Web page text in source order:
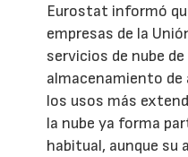
Eurostat informó
empresas de la
servicios de nube
almacenamiento
los usos más
la nube ya forma
habitual, aunque su